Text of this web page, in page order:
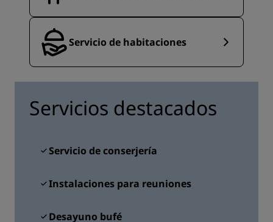
Servicio de habitaciones
Servicios destacados
Servicio de conserjería
Instalaciones para reuniones
Desayuno bufé